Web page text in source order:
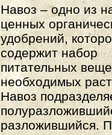
Навоз – одно из
ценных
удобрений,
содержит набор
питательных
необходимых
Навоз
разложившийся.